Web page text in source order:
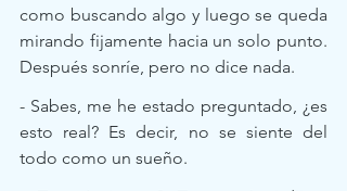
como buscando algo y luego se queda
mirando fijamente hacia un solo punto.
Después sonríe, pero no dice nada.
- Sabes, me he estado preguntado, ¿es
esto real? Es decir, no se siente del
todo como un sueño.